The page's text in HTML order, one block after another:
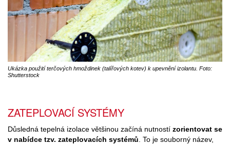
Ukázka použití terčových hmoždinek (talířových kotev) k upevnění izolantu. Foto:
Shutterstock
ZATEPLOVACÍ SYSTÉMY
Důsledná tepelná izolace většinou začíná nutností zorientovat se
v nabídce tzv. zateplovacích systémů . To je souborný název,